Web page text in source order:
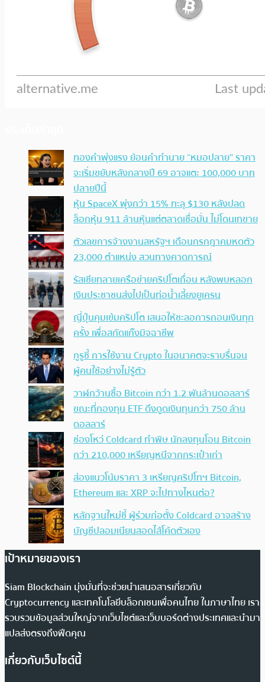
ทองคำพุ่งแรง ย้อนคำทำนาย “หมอปลาย” ราคา
จะเริ่มขยับหลังกลางปี 69 อาจแตะ 100,000 บาท
ปลายปีนี้
หุ้น SpaceX พุ่งกว่า 15% ทะลุ $130 หลังปลด
ล็อกหุ้น 911 ล้านหุ้นแต่ตลาดเชื่อมั่น ไม่โดนเทขาย
ตัวเลขการจ้างงานสหรัฐฯ เดือนกรกฎาคมหดตัว
23,000 ตำแหน่ง สวนทางคาดการณ์
รัสเซียทลายเครือข่ายคริปโตเถื่อน หลังพบหลอก
เงินประชาชนส่งไปเป็นท่อน้ำเลี้ยงยูเครน
ญี่ปุ่นคุมเข้มคริปโต เสนอให้ชะลอการถอนเงินทุก
ครั้ง เพื่อสกัดแก๊งมิจฉาชีพ
กูรูชี้ การใช้งาน Crypto ในอนาคตจะราบรื่นจน
ผู้คนใช้อย่างไม่รู้ตัว
วาฬกว้านซื้อ Bitcoin กว่า 1.2 พันล้านดอลลาร์
ขณะที่กองทุน ETF ดึงดูดเงินทุนกว่า 750 ล้าน
ดอลลาร์
ช่องโหว่ Coldcard ทำพิษ นักลงทุนโอน Bitcoin
กว่า 210,000 เหรียญหนีจากกระเป๋าเก่า
ส่องแนวโน้มราคา 3 เหรียญคริปโทฯ Bitcoin,
Ethereum และ XRP จะไปทางไหนต่อ?
หลักฐานใหม่ชี้ ผู้ร่วมก่อตั้ง Coldcard อาจสร้าง
บัญชีปลอมเนียนสอดไส้โค้ดตัวเอง
เป้าหมายของเรา
Siam Blockchain มุ่งมั่นที่จะช่วยนำเสนอสารเกี่ยวกับ
Cryptocurrency และเทคโนโลยีบล็อกเชนเพื่อคนไทย ในภาษาไทย เรา
รวบรวมข้อมูลส่วนใหญ่จากเว็บไซต์และเว็บบอร์ดต่างประเทศและนำมา
แปลส่งตรงถึงฟีดคุณ
เกี่ยวกับเว็บไซต์นี้